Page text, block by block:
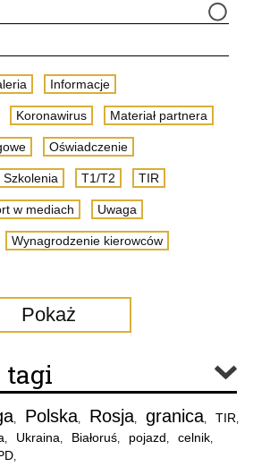
Informacje
Koronawirus Materiał partnera
Oświadczenie
Szkolenia T1/T2 TIR
w mediach Uwaga
Wynagrodzenie kierowców
Pokaż
tagi
, Polska, Rosja, granica, TIR,
, Ukraina, Białoruś, pojazd, celnik,
,